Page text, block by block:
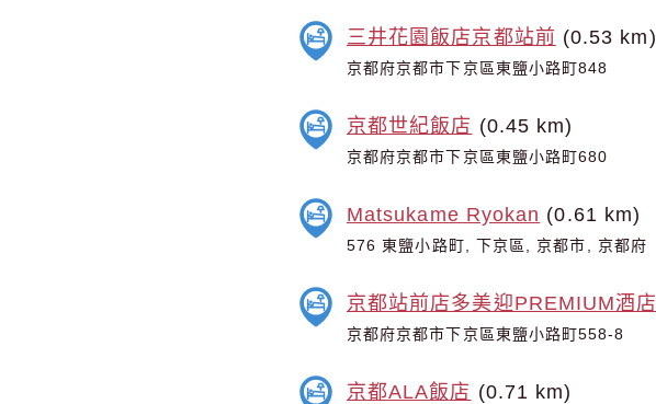
三井花園飯店京都站前 (0.53 km)
京都府京都市下京區東鹽小路町848
京都世紀飯店 (0.45 km)
京都府京都市下京區東鹽小路町680
Matsukame Ryokan (0.61 km)
576 東鹽小路町, 下京區, 京都市, 京都府
京都站前店多美迎PREMIUM酒店
京都府京都市下京區東鹽小路町558-8
京都ALA飯店 (0.71 km)